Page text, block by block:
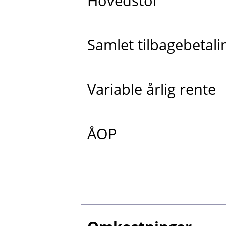
Samlet
Variable årlig rente
ÅOP